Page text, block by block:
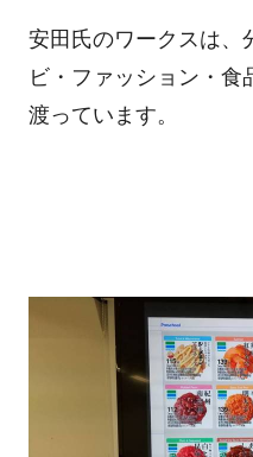
安田氏のワークスは、
ビ・ファッション・食
渡っています。